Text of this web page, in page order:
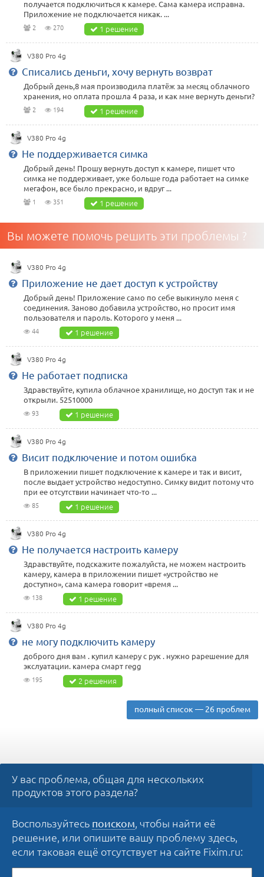
получается подключиться к камере. Сама камера исправна.
Приложение не подключается никак. ...
2 270 1 решение
V380 Pro 4g
Списались деньги, хочу вернуть возврат
Добрый день,8 мая производила платёж за месяц облачного
хранения, но оплата прошла 4 раза, и как мне вернуть деньги?
2 194 1 решение
V380 Pro 4g
Не поддерживается симка
Добрый день! Прошу вернуть доступ к камере, пишет что
симка не поддерживает, уже больше года работает на симке
мегафон, все было прекрасно, и вдруг ...
1 351 1 решение
Вы можете помочь решить эти проблемы ?
V380 Pro 4g
Приложение не дает доступ к устройству
Добрый день! Приложение само по себе выкинуло меня с
соединения. Заново добавила устройство, но просит имя
пользователя и пароль. Которого у меня ...
44 1 решение
V380 Pro 4g
Не работает подписка
Здравствуйте, купила облачное хранилище, но доступ так и не
открыли. 52510000
93 1 решение
V380 Pro 4g
Висит подключение и потом ошибка
В приложении пишет подключение к камере и так и висит,
после выдает устройство недоступно. Симку видит потому что
при ее отсутствии начинает что-то ...
85 1 решение
V380 Pro 4g
Не получается настроить камеру
Здравствуйте, подскажите пожалуйста, не можем настроить
камеру, камера в приложении пишет «устройство не
доступно», сама камера говорит «время ...
138 1 решение
V380 Pro 4g
не могу подключить камеру
доброго дня вам . купил камеру с рук . нужно рарешение для
экслуатации. камера смарт regg
195 2 решения
полный список — 26 проблем
У вас проблема, общая для нескольких
продуктов этого раздела?
Воспользуйтесь поиском, чтобы найти её
решение, или опишите вашу проблему здесь,
если таковая ещё отсутствует на сайте Fixim.ru: